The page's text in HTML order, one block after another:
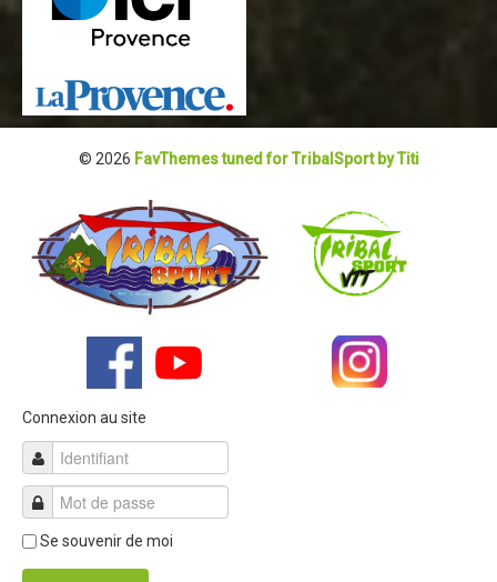
© 2026 FavThemes tuned for TribalSport by Titi
Connexion au site
Se souvenir de moi